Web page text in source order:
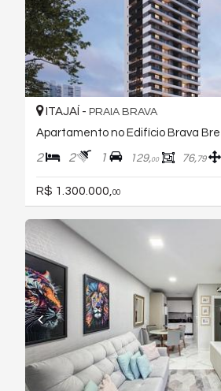
ITAJAÍ - PRAIA BRAVA
Apartamento no Edifício Brava
2 2 1 129,00 76,79
R$ 1.300.000, 00